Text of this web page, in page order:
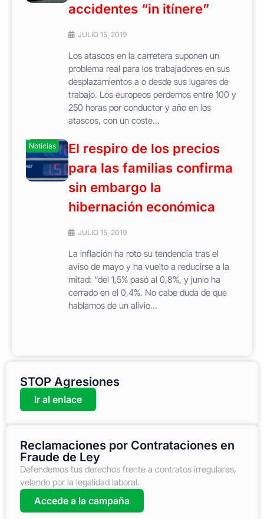
accidentes “in itínere”
JULIO 15, 2019
Los atascos en la carretera suponen un
problema real para los trabajadores en sus
desplazamientos a o desde sus lugares de
trabajo. Los europeos perdemos entre 100 y
250 horas por conductor y año en los
atascos, con un coste...
Noticias
El respiro de los precios
para las familias confirma
sin embargo la
hibernación económica
JULIO 15, 2019
La inflación ha roto su tendencia tras el
aviso de mayo y ha vuelto a reducirse a la
mitad: “del 1,5% pasó al 0,8%, y junio ha
cerrado en el 0,4%. No cabe duda de que
hablamos de un alivio...
STOP Agresiones
Ir al enlace
Reclamaciones por Contrataciones en
Fraude de Ley
Defendemos tus derechos frente a contratos irregulares,
velando por la legalidad laboral.
Accede a la campaña